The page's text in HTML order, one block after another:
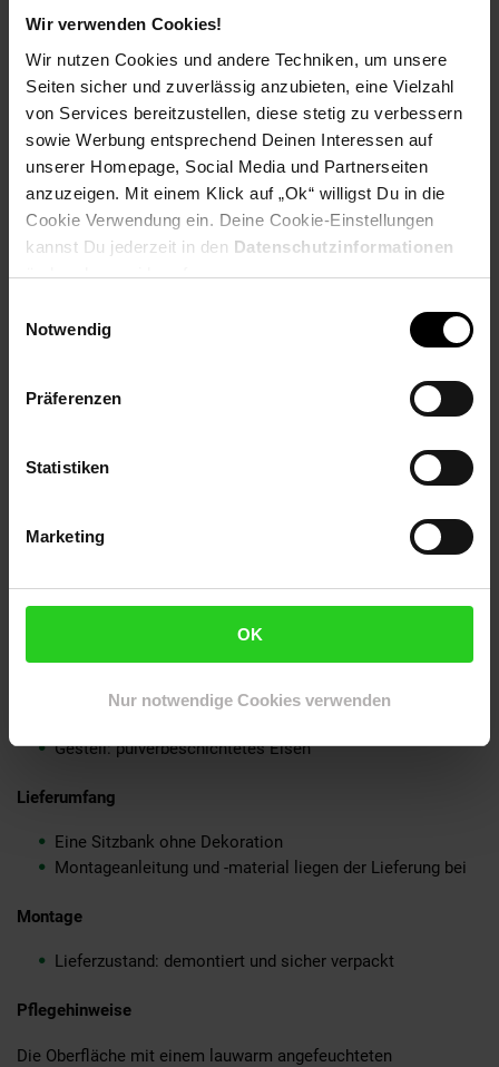
Wir verwenden Cookies!
Wir nutzen Cookies und andere Techniken, um unsere
Seiten sicher und zuverlässig anzubieten, eine Vielzahl
von Services bereitzustellen, diese stetig zu verbessern
sowie Werbung entsprechend Deinen Interessen auf
unserer Homepage, Social Media und Partnerseiten
anzuzeigen. Mit einem Klick auf „Ok“ willigst Du in die
Cookie Verwendung ein. Deine Cookie-Einstellungen
kannst Du jederzeit in den Datenschutzinformationen
ändern bzw. widerrufen.
Notwendig
Präferenzen
Statistiken
Marketing
OK
Nur notwendige Cookies verwenden
Abmessungen
Breite: 120 cm
Höhe: 45 cm
Tiefe: 35 cm
Materialstärke Holz: 2,5 cm
Materialstärke Metall: 2,5 cm
Farbe
Sitzfläche: warmes Hellbraun
Gestell: Schwarz
Dank der schlanken und kompakten Form lässt sich die
Jede Bank wurde von Hand hergestellt und ist daher ein
Fußboden vor Kratzern
Empfohlene Maximalbelastbarkeit: 220 kg
Sitzfläche: Akazie Massivholz, mit Klarlack beschichtet
Gestell: pulverbeschichtetes Eisen
Lieferumfang
Eine Sitzbank ohne Dekoration
Montageanleitung und -material liegen der Lieferung bei
Montage
Lieferzustand: demontiert und sicher verpackt
Pflegehinweise
Die Oberfläche mit einem lauwarm angefeuchteten